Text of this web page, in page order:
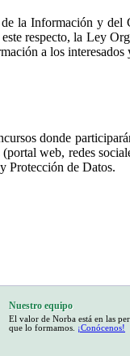
Información y
respecto, la Ley
a los
donde
web, redes
Protección de Datos.
Nuestro equipo
El valor de Norba está en las
que lo formamos. ¡Conócenos!